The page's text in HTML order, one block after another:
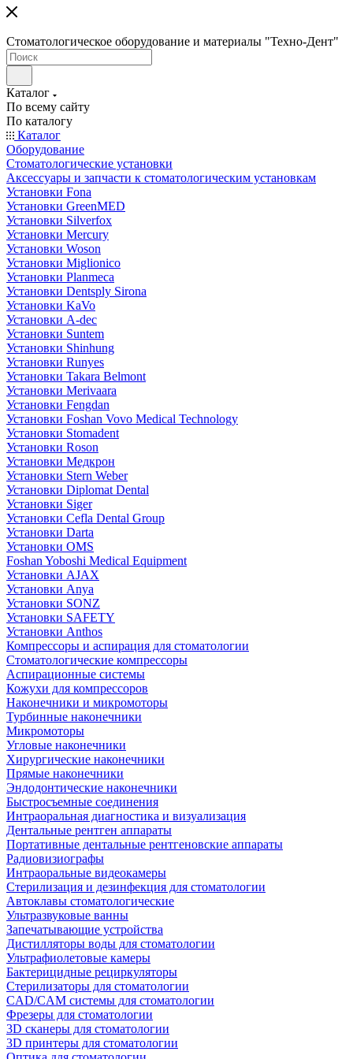
Стоматологическое оборудование и материалы "Техно-Дент"
Каталог
По всему сайту
По каталогу
Каталог
Оборудование
Стоматологические установки
Аксессуары и запчасти к стоматологическим установкам
Установки Fona
Установки GreenMED
Установки Silverfox
Установки Mercury
Установки Woson
Установки Miglionico
Установки Planmeca
Установки Dentsply Sirona
Установки KaVo
Установки A-dec
Установки Suntem
Установки Shinhung
Установки Runyes
Установки Takara Belmont
Установки Merivaara
Установки Fengdan
Установки Foshan Vovo Medical Technology
Установки Stomadent
Установки Roson
Установки Медкрон
Установки Stern Weber
Установки Diplomat Dental
Установки Siger
Установки Cefla Dental Group
Установки Darta
Установки OMS
Foshan Yoboshi Medical Equipment
Установки AJAX
Установки Anya
Установки SONZ
Установки SAFETY
Установки Anthos
Компрессоры и аспирация для стоматологии
Стоматологические компрессоры
Аспирационные системы
Кожухи для компрессоров
Наконечники и микромоторы
Турбинные наконечники
Микромоторы
Угловые наконечники
Хирургические наконечники
Прямые наконечники
Эндодонтические наконечники
Быстросъемные соединения
Интраоральная диагностика и визуализация
Дентальные рентген аппараты
Портативные дентальные рентгеновские аппараты
Радиовизиографы
Интраоральные видеокамеры
Стерилизация и дезинфекция для стоматологии
Автоклавы стоматологические
Ультразвуковые ванны
Запечатывающие устройства
Дистилляторы воды для стоматологии
Ультрафиолетовые камеры
Бактерицидные рециркуляторы
Стерилизаторы для стоматологии
CAD/CAM системы для стоматологии
Фрезеры для стоматологии
3D cканеры для стоматологии
3D принтеры для стоматологии